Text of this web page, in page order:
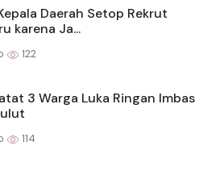
Daerah Setop Rekrut
karena Ja...
122
3 Warga Luka Ringan Imbas
114